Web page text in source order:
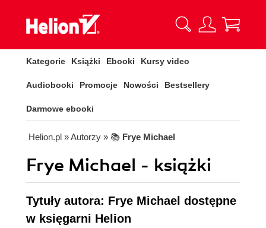
Kategorie Książki Ebooki Kursy video
Audiobooki Promocje Nowości Bestsellery
Darmowe ebooki
Helion.pl » Autorzy » 📚 Frye Michael
Frye Michael - książki
Tytuły autora: Frye Michael dostępne
w księgarni Helion